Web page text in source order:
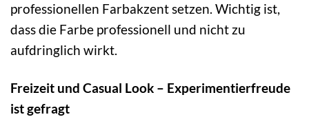
professionellen Farbakzent setzen. Wichtig ist,
dass die Farbe professionell und nicht zu
aufdringlich wirkt.
Freizeit und Casual Look – Experimentierfreude
ist gefragt